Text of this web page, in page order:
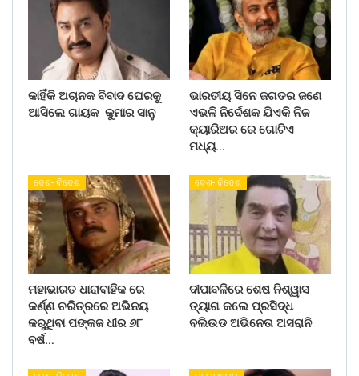
କାହିଁକି ଅଚାନକ ବିବାଦ ଘେରକୁ
ଆସିଲେ ଗାୟକ କୁମାର ସାନୁ
ଭାରତୀୟ ସିନେ ଜଗତର ଜଣେ
ଏଭଳି ନିର୍ଦେଶକ ଯିଏକି ନିଜ
କ୍ୟାରିଅର ରେ ଗୋଟିଏ
ମଧ୍ୟ…
ଦେଶ- ବିଦେଶ
ମହାଭାରତ ଧାରାବାହିକ ରେ
କର୍ଣ୍ଣ ଚରିତ୍ରରେ ଅଭିନୟ
କରୁଥିବା ପଙ୍କଜ ଧୀର ୬୮
ବର୍ଷ…
ଦେଶ- ବିଦେଶ
ଦୀପାବଳିରେ ଶେଷ ନିଶ୍ୱାସ
ତ୍ୟାଗ କଲେ ପ୍ରସିଦ୍ଧ
ବଲିଉଡ ଅଭିନେତା ଅସରାନି